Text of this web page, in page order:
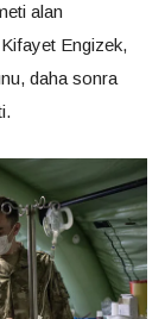
alan
Engizek,
daha sonra